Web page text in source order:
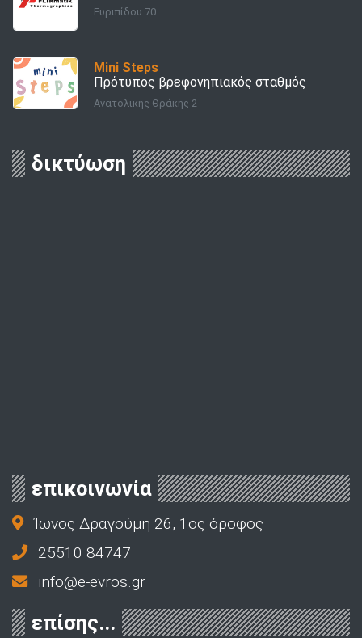
Ευριπίδου 70
Mini Steps
Πρότυπος βρεφονηπιακός σταθμός
Ανατολικής Θράκης 2
δικτύωση
επικοινωνία
Ίωνος Δραγούμη 26, 1ος όροφος
25510 84747
info@e-evros.gr
επίσης...